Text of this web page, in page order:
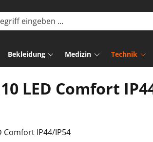
Bekleidung Medizin Technik
LED Comfort